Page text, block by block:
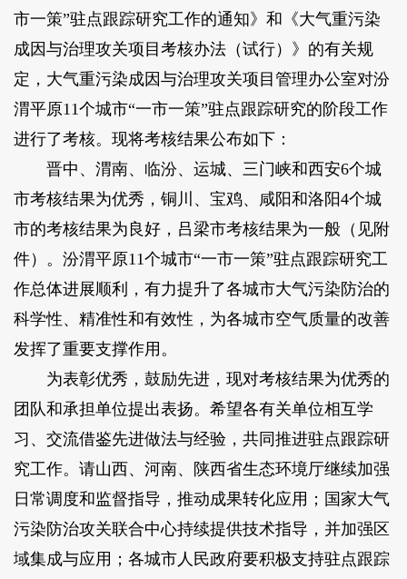
市一策”驻点跟踪研究工作的通知》和《大气重污染
成因与治理攻关项目考核办法（试行）》的有关规
定，大气重污染成因与治理攻关项目管理办公室对汾
渭平原11个城市“一市一策”驻点跟踪研究的阶段工作
进行了考核。现将考核结果公布如下：
晋中、渭南、临汾、运城、三门峡和西安6个城
市考核结果为优秀，铜川、宝鸡、咸阳和洛阳4个城
市的考核结果为良好，吕梁市考核结果为一般（见附
件）。汾渭平原11个城市“一市一策”驻点跟踪研究工
作总体进展顺利，有力提升了各城市大气污染防治的
科学性、精准性和有效性，为各城市空气质量的改善
发挥了重要支撑作用。
为表彰优秀，鼓励先进，现对考核结果为优秀的
团队和承担单位提出表扬。希望各有关单位相互学
习、交流借鉴先进做法与经验，共同推进驻点跟踪研
究工作。请山西、河南、陕西省生态环境厅继续加强
日常调度和监督指导，推动成果转化应用；国家大气
污染防治攻关联合中心持续提供技术指导，并加强区
域集成与应用；各城市人民政府要积极支持驻点跟踪